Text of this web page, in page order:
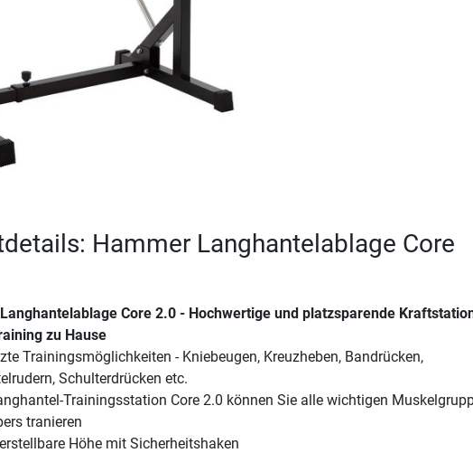
Hammer Langhantelablage Core
Core 2.0 - Hochwertige und platzsparende
zu Hause
Trainingsmöglichkeiten - Kniebeugen, Kreuzheben, Bandrücken,
Schulterdrücken etc.
Trainingsstation Core 2.0 können Sie alle wichtigen
tranieren
Höhe mit Sicherheitshaken